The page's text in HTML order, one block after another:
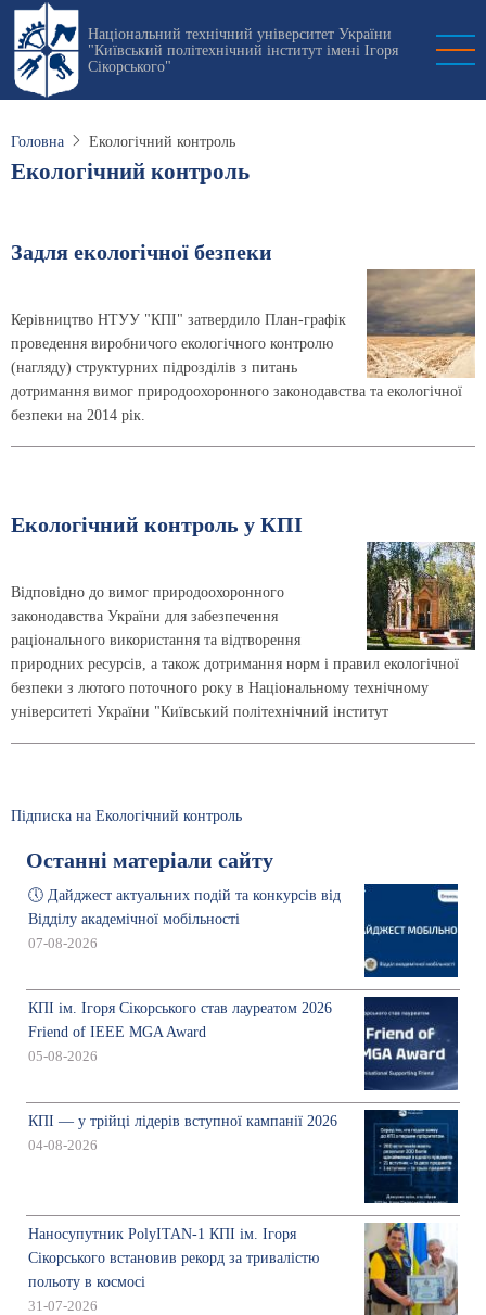
Перейти
основного
вмісту
Національний технічний університет України
"Київський політехнічний інститут імені Ігоря
Сікорського"
Головна Екологічний контроль
Екологічний контроль
Задля екологічної безпеки
Керівництво НТУУ "КПІ" затвердило План-графік
проведення виробничого екологічного контролю
(нагляду) структурних підрозділів з питань
дотримання вимог природоохоронного законодавства та екологічної
безпеки на 2014 рік.
Екологічний контроль у КПІ
Відповідно до вимог природоохоронного
законодавства України для забезпечення
раціонального використання та відтворення
природних ресурсів, а також дотримання норм і правил екологічної
безпеки з лютого поточного року в Національному технічному
університеті України "Київський політехнічний інститут
Підписка на Екологічний контроль
Останні матеріали сайту
🕔 Дайджест актуальних подій та конкурсів від
Відділу академічної мобільності
07-08-2026
КПІ ім. Ігоря Сікорського став лауреатом 2026
Friend of IEEE MGA Award
05-08-2026
КПІ — у трійці лідерів вступної кампанії 2026
04-08-2026
Наносупутник PolyITAN-1 КПІ ім. Ігоря
Сікорського встановив рекорд за тривалістю
польоту в космосі
31-07-2026